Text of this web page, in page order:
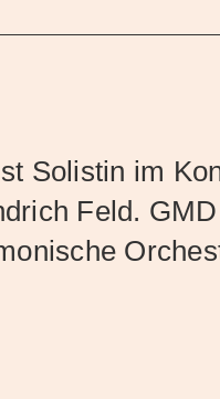
Solistin im
Feld.